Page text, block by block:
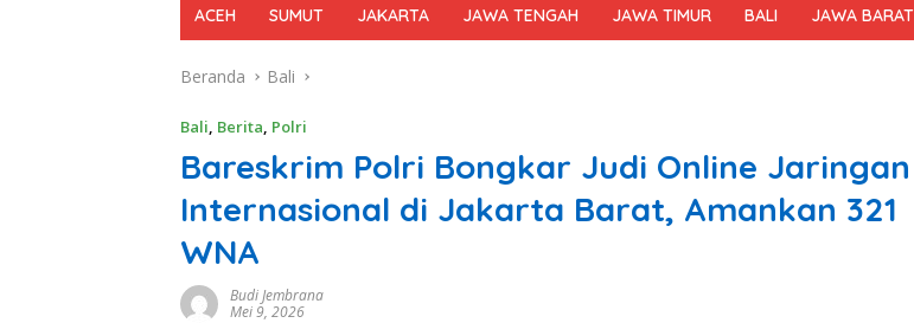
ACEH SUMUT JAKARTA JAWA TENGAH JAWA TIMUR BALI JAWA BARAT
Beranda Bali
Bali, Berita, Polri
Bareskrim Polri Bongkar Judi Online Jaringan
Internasional di Jakarta Barat, Amankan 321
WNA
Budi Jembrana
Mei 9, 2026